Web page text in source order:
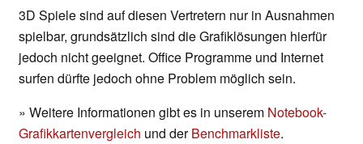
3D Spiele sind auf diesen Vertretern nur in Ausnahmen
spielbar, grundsätzlich sind die Grafiklösungen hierfür
jedoch nicht geeignet. Office Programme und Internet
surfen dürfte jedoch ohne Problem möglich sein.
» Weitere Informationen gibt es in unserem Notebook-
Grafikkartenvergleich und derBenchmarkliste.